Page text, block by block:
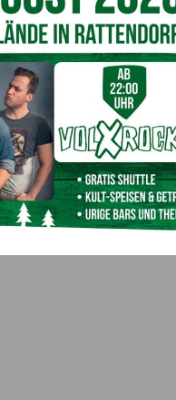
uns auf